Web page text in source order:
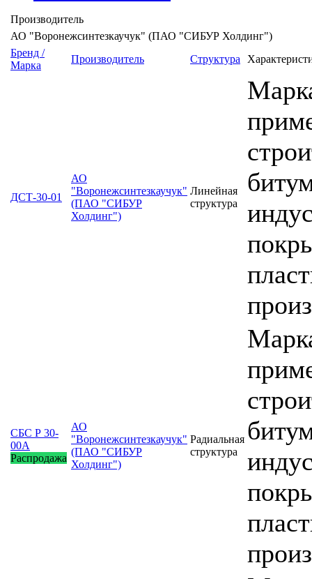
Производитель
АО "Воронежсинтезкаучук" (ПАО "СИБУР Холдинг")
Бренд /
Марка
Производитель Структура
ДСТ-30-01
АО
"Воронежсинтезкаучук"
(ПАО "СИБУР
Холдинг")
Линейная
структура
СБС Р 30-
00А
Распродажа
АО
"Воронежсинтезкаучук"
(ПАО "СИБУР
Холдинг")
Радиальная
структура